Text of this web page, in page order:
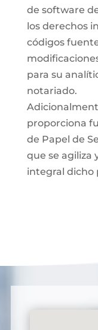
de software
los derechos
códigos
para su
notariado.
proporciona
de Papel de
que se agiliza
integral dicho